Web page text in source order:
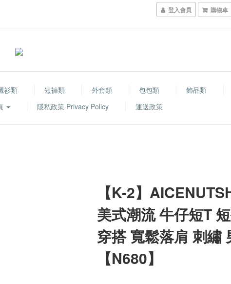
登入會員 購物車
衫類 短褲類 外套類 包包類 飾品類
隱私政策 Privacy Policy 運送政策
【K-2】
美式潮流 牛仔短T
穿搭 寬鬆落肩 刺繡
【N680】